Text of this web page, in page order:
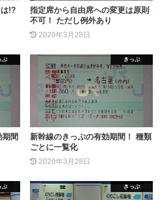
!?
指定席から自由席への変更は原則
不可！ ただし例外あり
2020年3月28日
ぷ
期間
きっぷ
新幹線のきっぷの有効期間！ 種類
ごとに一覧化
2020年3月28日
ぷ きっぷ